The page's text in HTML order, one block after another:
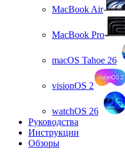
MacBook Air
MacBook Pro
macOS Tahoe 26
visionOS 2
watchOS 26
Руководства
Инструкции
Обзоры